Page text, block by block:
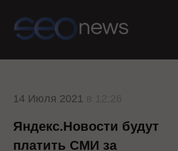
14 Июля 2021
Яндекс.Новости будут
платить СМИ за